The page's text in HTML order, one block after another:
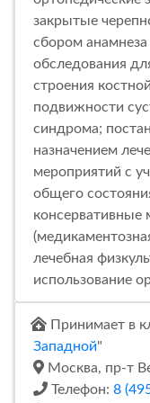
закрытые
сбором
обследования
строения
подвижности
синдрома;
назначением
мероприятий с
общего
консервативные
лечебная
использование
Принимает в
Западной"
Москва, пр-т
Телефон: 8